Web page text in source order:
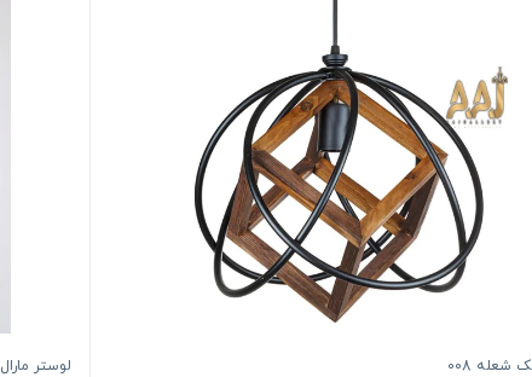
شعله 008 لوستر مارال 8 فندوقی شاخه کوتاه